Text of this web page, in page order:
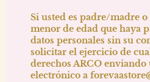
Si usted es padre/madre
menor de edad que haya
datos personales sin su
solicitar el ejercicio de
derechos ARCO
electrónico a